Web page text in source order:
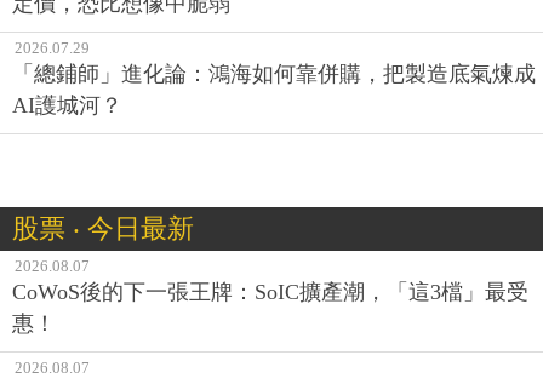
2026.07.29
「總鋪師」進化論：鴻海如何靠併購，把製造底氣煉成
AI護城河？
股票 ‧ 今日最新
2026.08.07
CoWoS後的下一張王牌：SoIC擴產潮，「這3檔」最受
惠！
2026.08.07